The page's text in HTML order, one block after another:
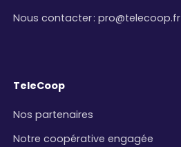
Nous contacter:pro@telecoop.fr
TeleCoop
Nos partenaires
Notre coopérative engagée